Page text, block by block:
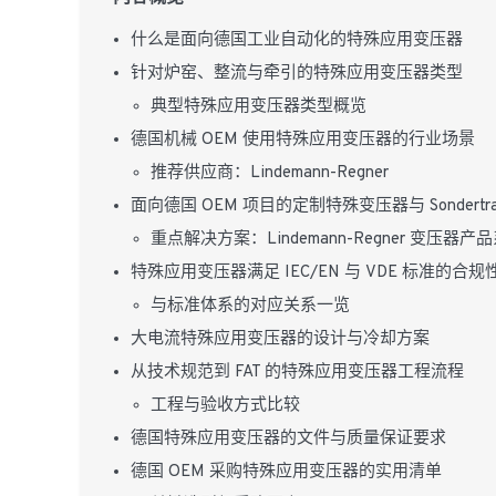
什么是面向德国工业自动化的特殊应用变压器
针对炉窑、整流与牵引的特殊应用变压器类型
典型特殊应用变压器类型概览
德国机械 OEM 使用特殊应用变压器的行业场景
推荐供应商：Lindemann-Regner
面向德国 OEM 项目的定制特殊变压器与
重点解决方案：Lindemann-Regner 变压器产品
特殊应用变压器满足 IEC/EN 与 VDE 标准的合规
与标准体系的对应关系一览
大电流特殊应用变压器的设计与冷却方案
从技术规范到 FAT 的特殊应用变压器工程流程
工程与验收方式比较
德国特殊应用变压器的文件与质量保证要求
德国 OEM 采购特殊应用变压器的实用清单